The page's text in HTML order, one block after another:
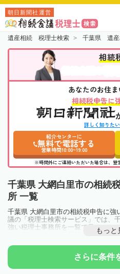
朝日新聞社運営
遺産相続 税理士検索 千葉県 遺
相続
あなたのお住
相続税申告に
詳しく知りた
紹介センターに
無料で電話する
営業時間10:00~19:00
※時間外にご連絡いただいた場合は、翌
千葉県 大網白里市の相続
所 一覧
千葉県 大網白里市の相続税申告に強
議の「税理士検索サービス」では、
強い税理士事務所を一覧で見ること
例制度のことは一度近隣の税理士に
もっと
さらに条件